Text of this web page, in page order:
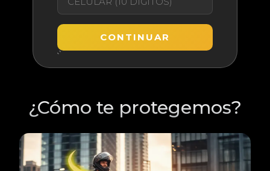
CONTINUAR
¿Cómo te protegemos?